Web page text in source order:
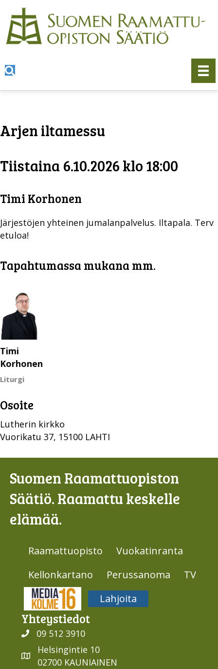
Arjen iltamessu
Tiistaina 6.10.2026 klo 18:00
Timi Korhonen
Järjestöjen yhteinen jumalanpalvelus. Iltapala. Terv
etuloa!
Tapahtumassa mukana mm.
Timi
Korhonen
Liturgi
Osoite
Lutherin kirkko
Vuorikatu 37, 15100 LAHTI
Suomen Raamattuopiston
Säätiö. Raamattu keskelle
elämää.
Raamattuopisto
Vuokatinranta
Kellonkartano
Perussanoma
TV
Media316
Lahjoita
Yhteys­tiedot
09 512 3910
Helsingintie 10
02700 KAUNIAINEN